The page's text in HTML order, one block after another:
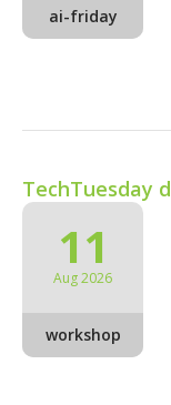
ai-friday
TechTuesday
11
Aug 2026
workshop